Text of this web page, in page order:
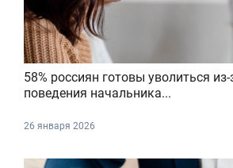
58% россиян готовы уволиться
поведения начальника...
26 января 2026